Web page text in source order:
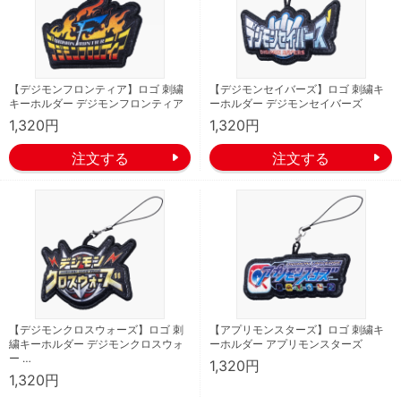
【デジモンフロンティア】ロゴ 刺繍
キーホルダー デジモンフロンティア
1,320円
【デジモンセイバーズ】ロゴ 刺繍キ
ーホルダー デジモンセイバーズ
1,320円
【デジモンクロスウォーズ】ロゴ 刺
繍キーホルダー デジモンクロスウォ
ー …
1,320円
【アプリモンスターズ】ロゴ 刺繍キ
ーホルダー アプリモンスターズ
1,320円